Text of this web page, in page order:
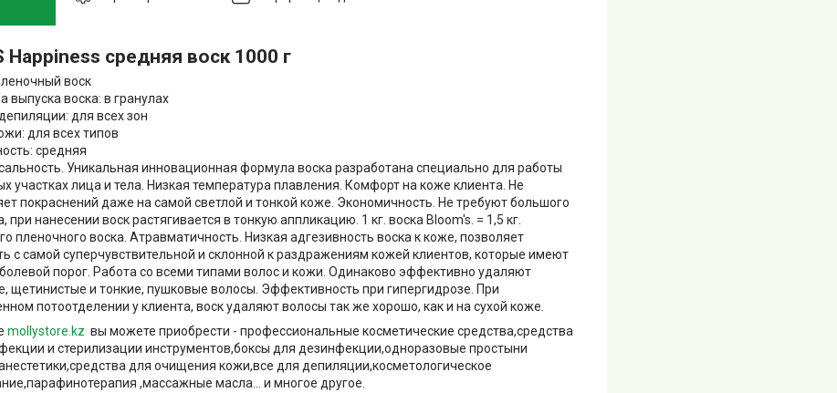
Happiness средняя воск 1000 г
воск
выпуска воска: в гранулах
для всех зон
для всех типов
средняя
Уникальная инновационная формула воска разработана специально для работы
участках лица и тела. Низкая температура плавления. Комфорт на коже клиента. Не
покраснений даже на самой светлой и тонкой коже. Экономичность. Не требуют большого
при нанесении воск растягивается в тонкую аппликацию. 1 кг. воска Bloom's. = 1,5 кг.
пленочного воска. Атравматичность. Низкая адгезивность воска к коже, позволяет
с самой суперчувствительной и склонной к раздражениям кожей клиентов, которые имеют
порог. Работа со всеми типами волос и кожи. Одинаково эффективно удаляют
щетинистые и тонкие, пушковые волосы. Эффективность при гипергидрозе. При
потоотделении у клиента, воск удаляют волосы так же хорошо, как и на сухой коже.
mollystore.kz вы можете приобрести - профессиональные косметические средства,средства
и стерилизации инструментов,боксы для дезинфекции,одноразовые простыни
для очищения кожи,все для депиляции,косметологическое
,массажные масла... и многое другое.